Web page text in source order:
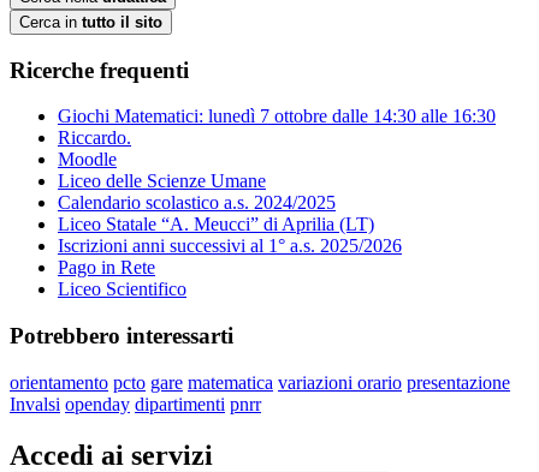
Cerca in tutto il sito
Ricerche frequenti
Giochi Matematici: lunedì 7 ottobre dalle 14:30 alle 16:30
Riccardo.
Moodle
Liceo delle Scienze Umane
Calendario scolastico a.s. 2024/2025
Liceo Statale “A. Meucci” di Aprilia (LT)
Iscrizioni anni successivi al 1° a.s. 2025/2026
Pago in Rete
Liceo Scientifico
Potrebbero interessarti
orientamento pcto gare matematica variazioni orario presentazione
Invalsi openday dipartimenti pnrr
Accedi ai servizi